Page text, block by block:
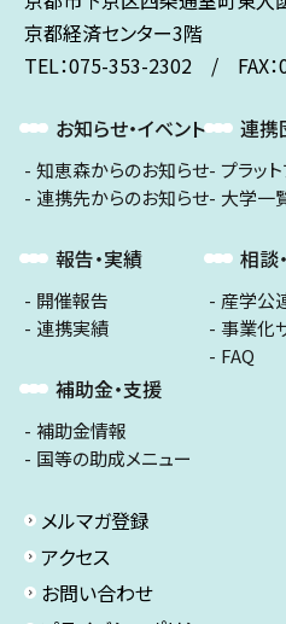
京都経済センター3階
TEL：075-353-2302 / FAX
お知らせ・イベント
知恵森からのお知らせ
連携先からのお知らせ
報告・実績
開催報告
連携実績
補助金・支援
補助金情報
国等の助成メニュー
連携
プラッ
大学一
相談
産学公
事業化
FAQ
メルマガ登録
アクセス
お問い合わせ